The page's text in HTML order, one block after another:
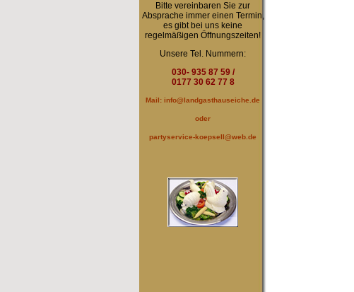
Bitte vereinbaren Sie zur
Absprache immer einen Termin,
es gibt bei uns keine
regelmäßigen Öffnungszeiten!
Unsere Tel. Nummern:
030- 935 87 59 /
0177 30 62 77 8
Mail: info@landgasthauseiche.de
oder
partyservice-koepsell@web.de